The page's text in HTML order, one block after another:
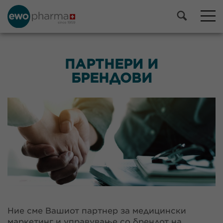
ПАРТНЕРИ И
БРЕНДОВИ
Ние сме Вашиот партнер за медицински